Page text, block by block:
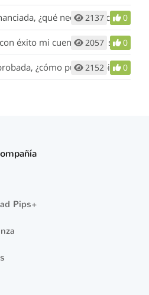
¿qué necesito hacer después?
2137 0
con el servicio Myfxbook Autotrade, ¿qué sigue?
2057 0
copiar las operaciones de otros traders a mi cuenta
2152 0
Pips+